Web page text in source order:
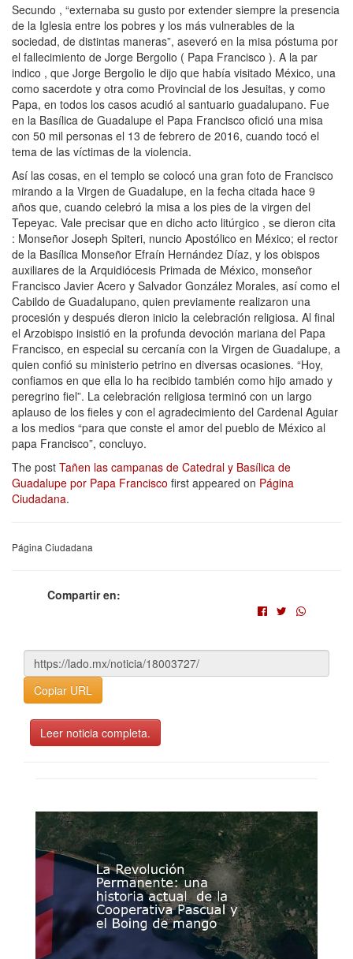
Secundo , “externaba su gusto por extender siempre la presencia
de la Iglesia entre los pobres y los más vulnerables de la
sociedad, de distintas maneras”, aseveró en la misa póstuma por
el fallecimiento de Jorge Bergolio ( Papa Francisco ). A la par
indico , que Jorge Bergolio le dijo que había visitado México, una
como sacerdote y otra como Provincial de los Jesuitas, y como
Papa, en todos los casos acudió al santuario guadalupano. Fue
en la Basílica de Guadalupe el Papa Francisco ofició una misa
con 50 mil personas el 13 de febrero de 2016, cuando tocó el
tema de las víctimas de la violencia.
Así las cosas, en el templo se colocó una gran foto de Francisco
mirando a la Virgen de Guadalupe, en la fecha citada hace 9
años que, cuando celebró la misa a los pies de la virgen del
Tepeyac. Vale precisar que en dicho acto litúrgico , se dieron cita
: Monseñor Joseph Spiteri, nuncio Apostólico en México; el rector
de la Basílica Monseñor Efraín Hernández Díaz, y los obispos
auxiliares de la Arquidiócesis Primada de México, monseñor
Francisco Javier Acero y Salvador González Morales, así como el
Cabildo de Guadalupano, quien previamente realizaron una
procesión y después dieron inicio la celebración religiosa. Al final
el Arzobispo insistió en la profunda devoción mariana del Papa
Francisco, en especial su cercanía con la Virgen de Guadalupe, a
quien confió su ministerio petrino en diversas ocasiones. “Hoy,
confiamos en que ella lo ha recibido también como hijo amado y
peregrino fiel”. La celebración religiosa terminó con un largo
aplauso de los fieles y con el agradecimiento del Cardenal Aguiar
a los medios “para que conste el amor del pueblo de México al
papa Francisco”, concluyo.
The post Tañen las campanas de Catedral y Basílica de
Guadalupe por Papa Francisco first appeared on Página
Ciudadana.
Página Ciudadana
Compartir en:
Copiar URL
Leer noticia completa.